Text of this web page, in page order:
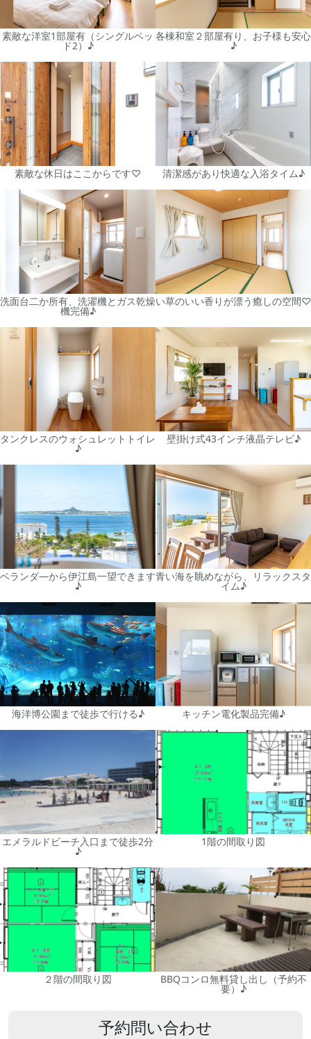
素敵な洋室1部屋有（シングルベッ
ド2）♪
各棟和室２部屋有り、お子様も安心
♪
素敵な休日はここからです♡ 清潔感があり快適な入浴タイム♪
洗面台二か所有、洗濯機とガス乾燥
機完備♪
い草のいい香りが漂う癒しの空間♡
タンクレスのウォシュレットトイレ
♪
壁掛け式43インチ液晶テレビ♪
ベランダ―から伊江島一望できます
♪
青い海を眺めながら、リラックスタ
イム♪
海洋博公園まで徒歩で行ける♪ キッチン電化製品完備♪
エメラルドビーチ入口まで徒歩2分
♪
1階の間取り図
２階の間取り図 BBQコンロ無料貸し出し（予約不
要）♪
予約問い合わせ